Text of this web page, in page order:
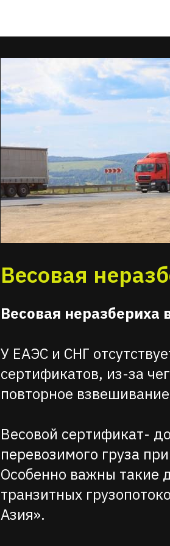
Весовая
Весовая неразбериха
У ЕАЭС и СНГ
сертификатов, из-за
повторное
Весовой сертификат-
перевозимого груза
Особенно важны такие
транзитных
Азия».